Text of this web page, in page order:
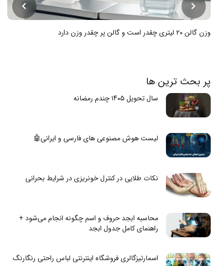
وزن گالن ۲۰ لیتری چقدر است و گالن پر چقدر وزن دارد
پر بحث ترین ها
سال تحویل ۱۴۰۵ چندم رمضانه
لیست هوش مصنوعی های فارسی و ایرانی🤖
نکات طلایی در کنترل خونریزی در شرایط بحرانی
محاسبه ابجد حروف و اسم چگونه انجام می‌شود +
راهنمای کامل جدول ابجد
اسمارتیزگالری فروشگاه اینترنتی لباس راحتی رنگارنگ